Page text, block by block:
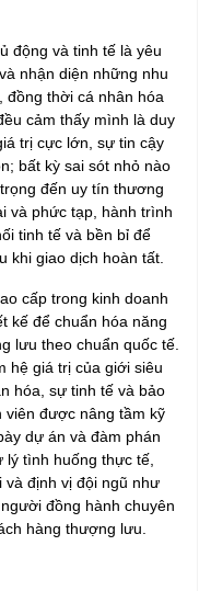
động và tinh tế là yêu
nhận diện những nhu
đồng thời cá nhân hóa
cảm thấy mình là duy
trị cực lớn, sự tin cậy
bất kỳ sai sót nhỏ nào
đến uy tín thương
và phức tạp, hành trình
tinh tế và bền bỉ để
khi giao dịch hoàn tất.
cấp trong kinh doanh
kế để chuẩn hóa năng
lưu theo chuẩn quốc tế.
hệ giá trị của giới siêu
hóa, sự tinh tế và bảo
viên được nâng tầm kỹ
dự án và đàm phán
tình huống thực tế,
và định vị đội ngũ như
đồng hành chuyên
hàng thượng lưu.